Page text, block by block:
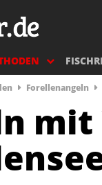
Forellenangeln
mit